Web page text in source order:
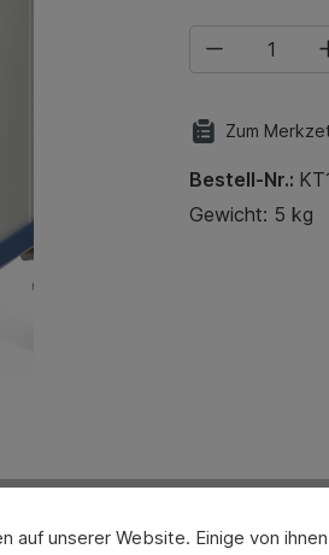
Produkt
Zum
Bestell-Nr.:
Gewicht: 5 kg
auf unserer Website. Einige von